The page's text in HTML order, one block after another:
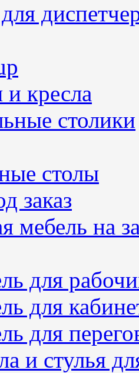
кресла
столики
столы
заказ
мебель на
для
для
для
и стулья